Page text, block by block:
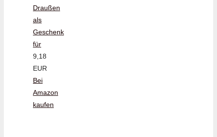
Draußen
als
Geschenk
für
9,18
EUR
Bei
Amazon
kaufen